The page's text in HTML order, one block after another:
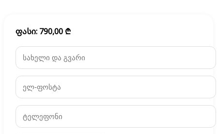
ფასი: 790,00 ₾